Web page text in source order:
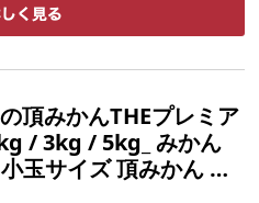
頂みかんTHEプレミア
/ 3kg / 5kg_ みかん
玉サイズ 頂みかん 果